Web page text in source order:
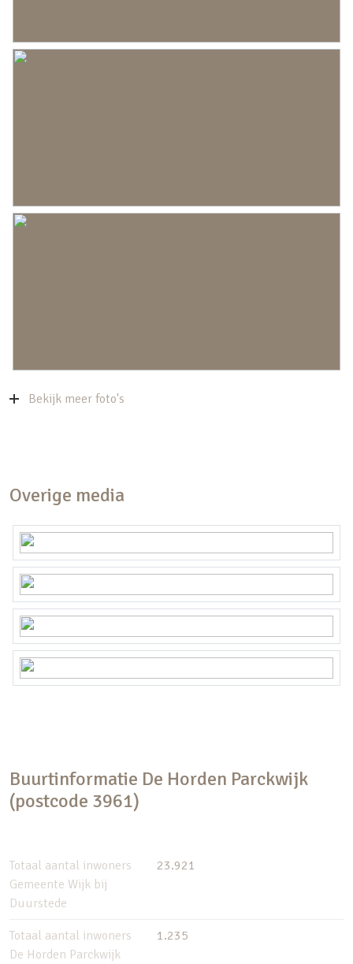
Bekijk meer foto's
Overige media
Buurtinformatie De Horden Parckwijk
(postcode 3961)
Totaal aantal inwoners
Gemeente Wijk bij
Duurstede
23.921
Totaal aantal inwoners
De Horden Parckwijk
1.235